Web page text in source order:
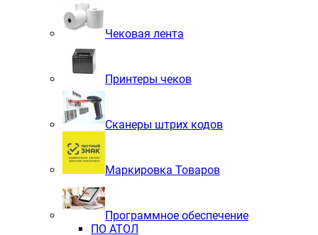
Чековая лента
Принтеры чеков
Сканеры штрих кодов
Маркировка Товаров
Программное обеспечение
ПО АТОЛ